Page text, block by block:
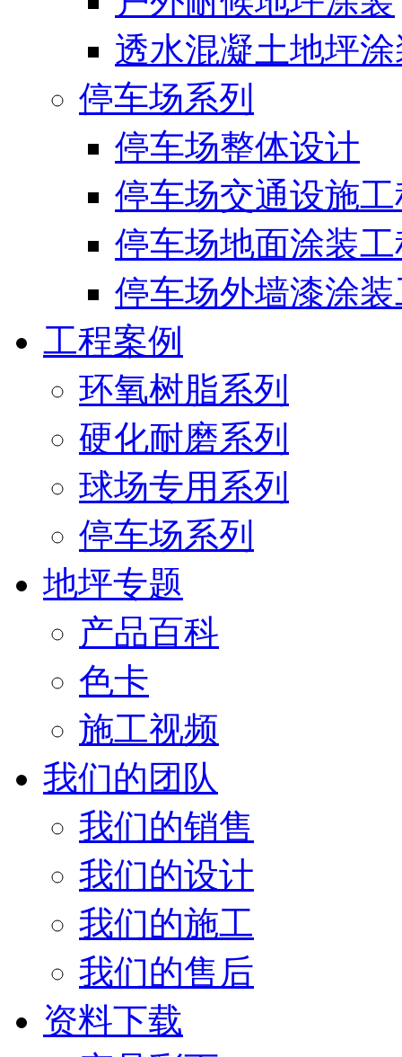
透水混凝土地坪
停车场系列
停车场整体设计
停车场交通设施
停车场地面涂装
停车场外墙漆涂
工程案例
环氧树脂系列
硬化耐磨系列
球场专用系列
停车场系列
地坪专题
产品百科
色卡
施工视频
我们的团队
我们的销售
我们的设计
我们的施工
我们的售后
资料下载